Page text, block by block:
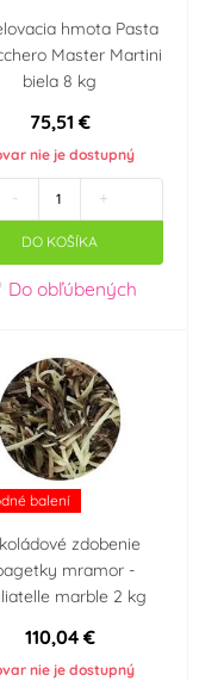
noc
Birds
- Ledové
a Minnie
do myčky
elektrické troubě
hmota Pasta
Master Martini
biela 8 kg
75,51 €
nie je dostupný
- +
DO KOŠÍKA
Do obľúbených
balení
zdobenie
mramor -
marble 2 kg
110,04 €
nie je dostupný